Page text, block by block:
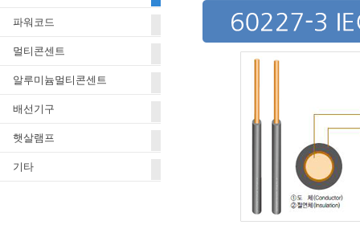
파워코드
멀티콘센트
알루미늄멀티콘센트
배선기구
햇살램프
기타